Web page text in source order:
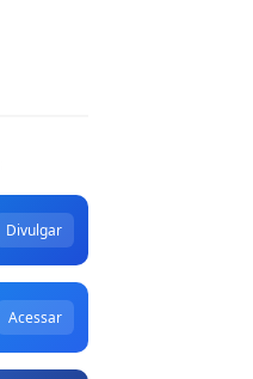
Divulgar
Acessar